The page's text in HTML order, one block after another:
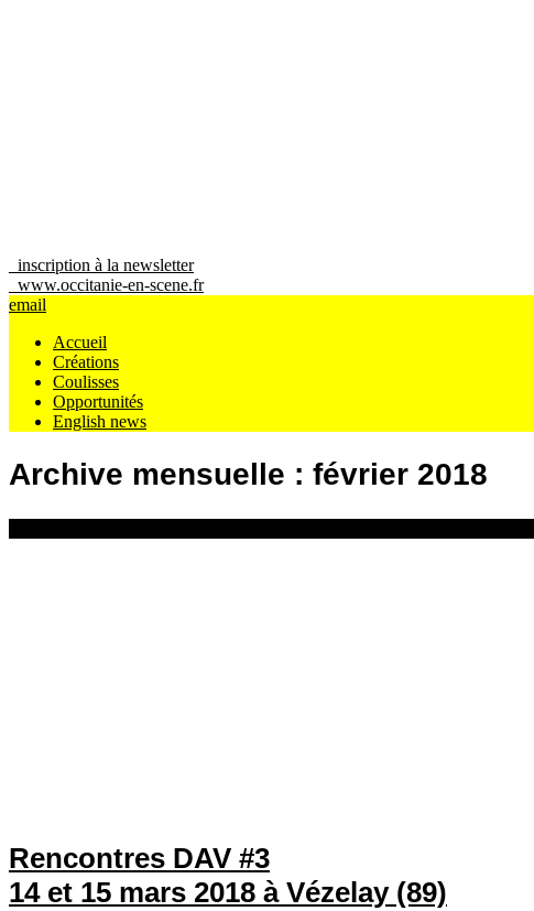
_inscription à la newsletter
_www.occitanie-en-scene.fr
email
Accueil
Créations
Coulisses
Opportunités
English news
Archive mensuelle : février 2018
Rencontres DAV #3
14 et 15 mars 2018 à Vézelay (89)